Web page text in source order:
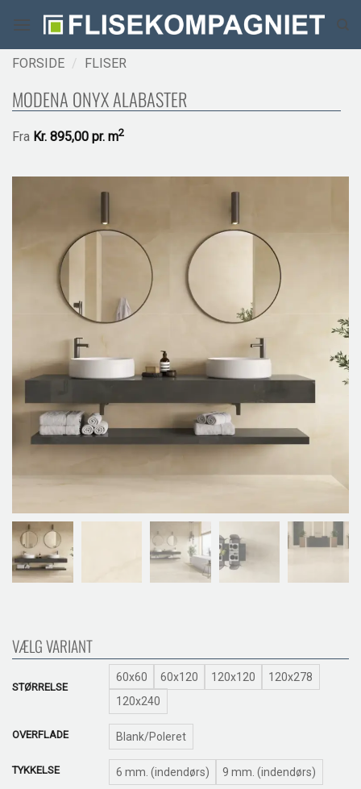
indhold
FORSIDE / FLISER
MODENA ONYX ALABASTER
Fra Kr. 895,00 pr. m2
VÆLG VARIANT
STØRRELSE
60x60 60x120 120x120
120x278
120x240
OVERFLADE Blank/Poleret
TYKKELSE 6 mm. (indendørs) 9 mm. (indendørs)